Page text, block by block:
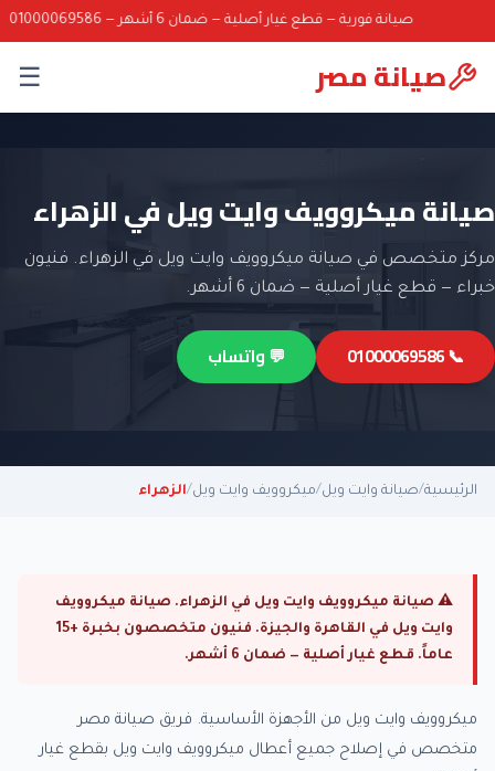
صيانة فورية — قطع غيار أصلية — ضمان 6 أشهر — 01000069586
صيانة مصر ☰
صيانة ميكروويف وايت ويل في الزهراء
مركز متخصص في صيانة ميكروويف وايت ويل في الزهراء. فنيون
خبراء — قطع غيار أصلية — ضمان 6 أشهر.
📞 01000069586 💬 واتساب
الرئيسية/صيانة وايت ويل/ميكروويف وايت ويل/الزهراء
⚠ صيانة ميكروويف وايت ويل في الزهراء. صيانة ميكروويف
وايت ويل في القاهرة والجيزة. فنيون متخصصون بخبرة +15
عاماً. قطع غيار أصلية — ضمان 6 أشهر.
ميكروويف وايت ويل من الأجهزة الأساسية. فريق صيانة مصر
متخصص في إصلاح جميع أعطال ميكروويف وايت ويل بقطع غيار